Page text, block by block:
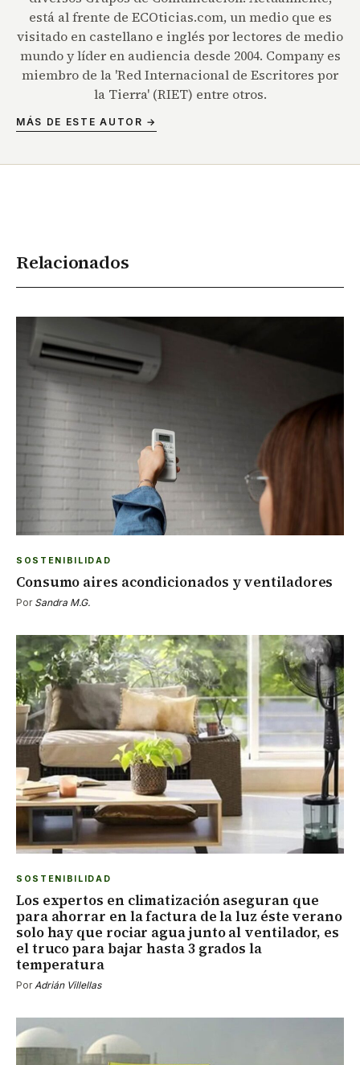
está al frente de ECOticias.com, un medio que es
visitado en castellano e inglés por lectores de medio
mundo y líder en audiencia desde 2004. Company es
miembro de la 'Red Internacional de Escritores por
la Tierra' (RIET) entre otros.
MÁS DE ESTE AUTOR →
Relacionados
SOSTENIBILIDAD
Consumo aires acondicionados y ventiladores
Por Sandra M.G.
SOSTENIBILIDAD
Los expertos en climatización aseguran que
para ahorrar en la factura de la luz éste verano
solo hay que rociar agua junto al ventilador, es
el truco para bajar hasta 3 grados la
temperatura
Por Adrián Villellas